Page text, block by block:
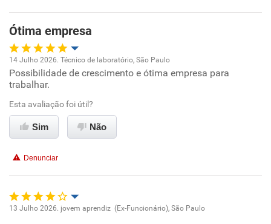
Recomenda a diretoria
Ótima empresa
Oportunidade de promoção
Ambiente de trabalho
Conciliação com a vida familiar
Recomenda esta empresa
Recomenda a diretoria
14 Julho 2026. Técnico de laboratório, São Paulo
Possibilidade de crescimento e ótima empresa para
trabalhar.
Esta avaliação foi útil?
Sim Não
Denunciar
13 Julho 2026. jovem aprendiz (Ex-Funcionário), São Paulo